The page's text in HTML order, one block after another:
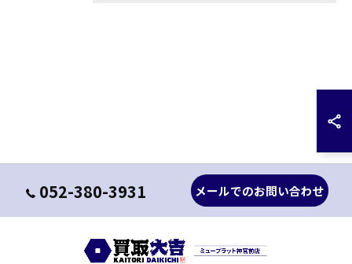
052-380-3931 メールでのお問い合わせ